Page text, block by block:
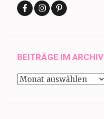
BEITRÄGE IM ARCHIV
Beiträge